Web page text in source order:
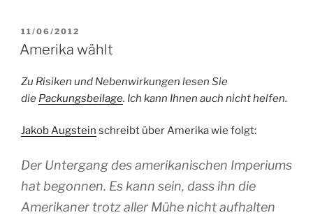
VERÖFFENTLICHT
AM
11/06/2012
Amerika wählt
Zu Risiken und Nebenwirkungen lesen Sie
die Packungsbeilage. Ich kann Ihnen auch nicht helfen.
Jakob Augstein schreibt über Amerika wie folgt:
Der Untergang des amerikanischen Imperiums
hat begonnen. Es kann sein, dass ihn die
Amerikaner trotz aller Mühe nicht aufhalten